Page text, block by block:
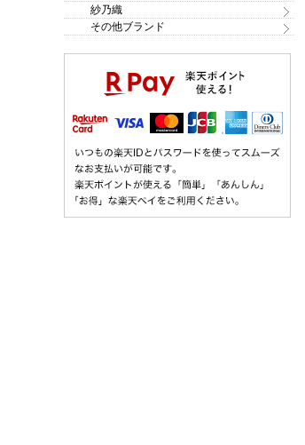
紗乃織
その他ブランド